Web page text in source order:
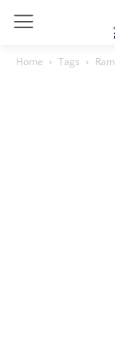
Home Tags